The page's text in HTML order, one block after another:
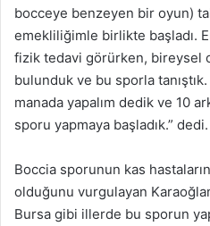
bocceye benzeyen bir oyun)
emekliliğimle birlikte başladı.
fizik tedavi görürken, bireysel
bulunduk ve bu sporla
manada yapalım dedik ve 10
sporu yapmaya başladık.” dedi.
Boccia sporunun kas
olduğunu vurgulayan
Bursa gibi illerde bu sporun